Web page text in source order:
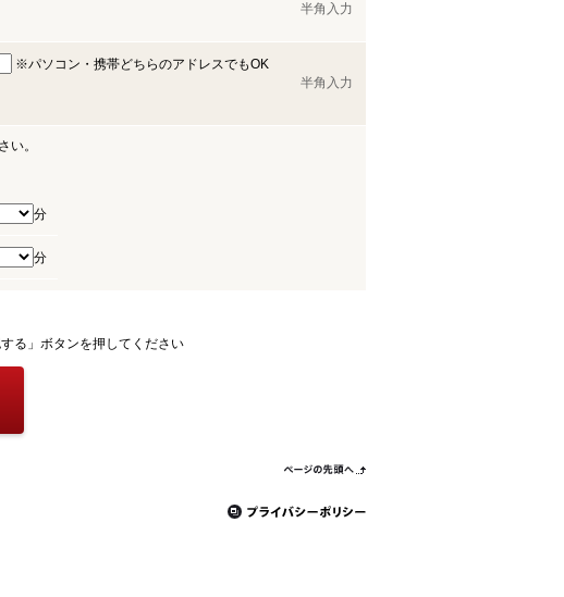
半角入力
※パソコン・携帯どちらのアドレスでもOK
半角入力
い。
分
分
る」ボタンを押してください